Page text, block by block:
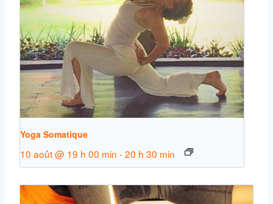
Yoga Somatique
10 août @ 19 h 00 min -20 h 30 min